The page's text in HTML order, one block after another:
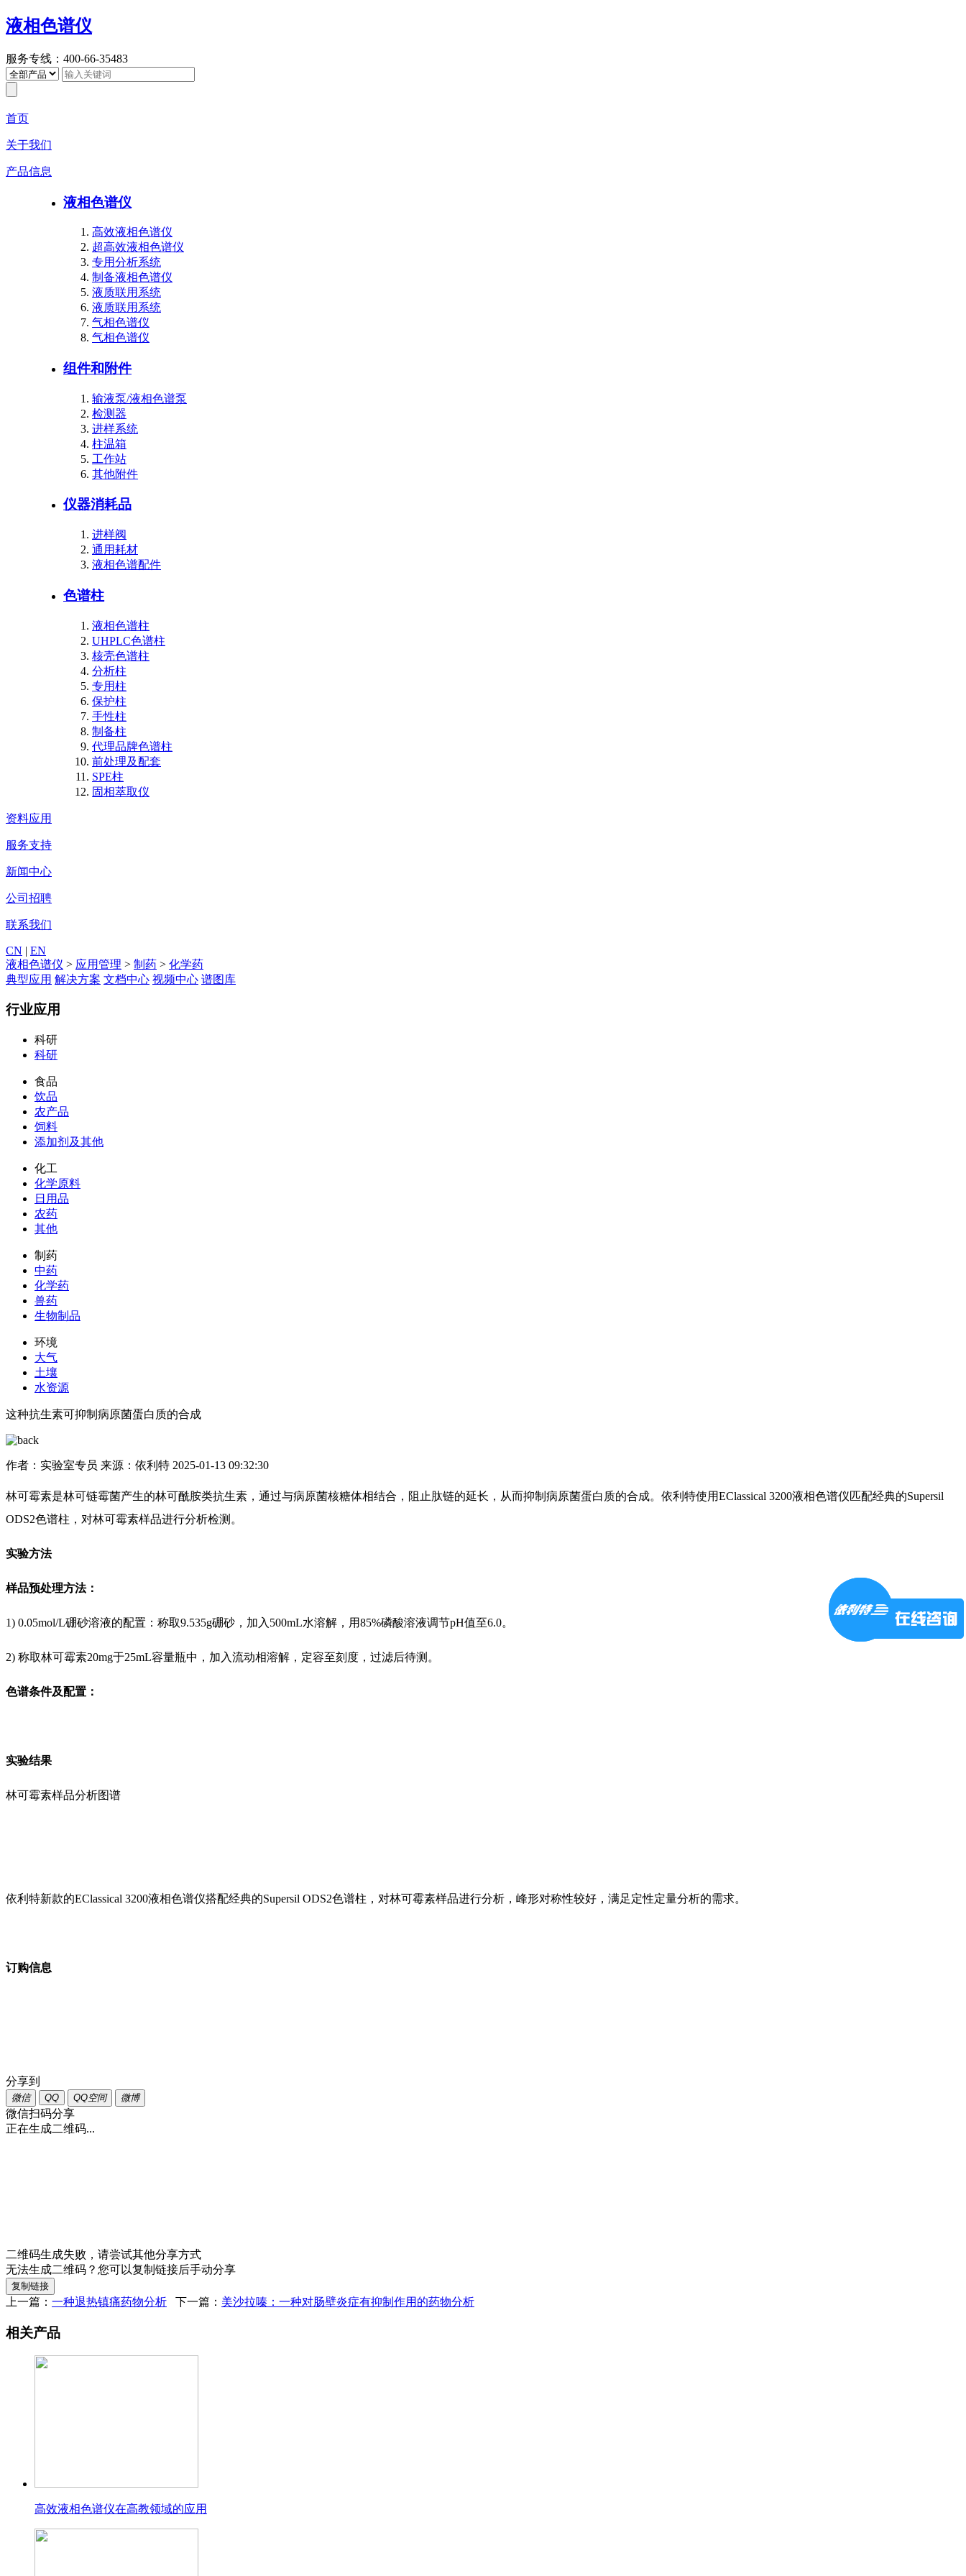
液相色谱仪
服务专线：400-66-35483
首页
关于我们
产品信息
液相色谱仪
高效液相色谱仪
超高效液相色谱仪
专用分析系统
制备液相色谱仪
液质联用系统
液质联用系统
气相色谱仪
气相色谱仪
组件和附件
输液泵/液相色谱泵
检测器
进样系统
柱温箱
工作站
其他附件
仪器消耗品
进样阀
通用耗材
液相色谱配件
色谱柱
液相色谱柱
UHPLC色谱柱
核壳色谱柱
分析柱
专用柱
保护柱
手性柱
制备柱
代理品牌色谱柱
前处理及配套
SPE柱
固相萃取仪
资料应用
服务支持
新闻中心
公司招聘
联系我们
CN | EN
液相色谱仪 > 应用管理 > 制药 > 化学药
典型应用 解决方案 文档中心 视频中心 谱图库
行业应用
科研
科研
食品
饮品
农产品
饲料
添加剂及其他
化工
化学原料
日用品
农药
其他
制药
中药
化学药
兽药
生物制品
环境
大气
土壤
水资源
这种抗生素可抑制病原菌蛋白质的合成
作者：实验室专员 来源：依利特 2025-01-13 09:32:30
林可霉素是林可链霉菌产生的林可酰胺类抗生素，通过与病原菌核糖体相结合，阻止肽链的延长，从而抑制病原菌蛋白质的合成。依利特使用EClassical 3200液相色谱仪匹配经典的Supersil
ODS2色谱柱，对林可霉素样品进行分析检测。
实验方法
样品预处理方法：
1) 0.05mol/L硼砂溶液的配置：称取9.535g硼砂，加入500mL水溶解，用85%磷酸溶液调节pH值至6.0。
2) 称取林可霉素20mg于25mL容量瓶中，加入流动相溶解，定容至刻度，过滤后待测。
色谱条件及配置：
实验结果
林可霉素样品分析图谱
依利特新款的EClassical 3200液相色谱仪搭配经典的Supersil ODS2色谱柱，对林可霉素样品进行分析，峰形对称性较好，满足定性定量分析的需求。
订购信息
分享到
微信 QQ QQ空间 微博
微信扫码分享
正在生成二维码...
二维码生成失败，请尝试其他分享方式
无法生成二维码？您可以复制链接后手动分享
复制链接
上一篇： 一种退热镇痛药物分析 下一篇： 美沙拉嗪：一种对肠壁炎症有抑制作用的药物分析
相关产品
高效液相色谱仪在高教领域的应用